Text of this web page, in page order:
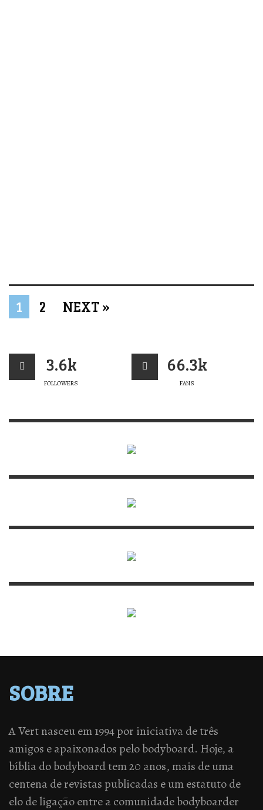
1 2 NEXT »
3.6k
FOLLOWERS
66.3k
FANS
SOBRE
A Vert nasceu em 1994 por iniciativa de três
amigos e apaixonados pelo bodyboard. Hoje, a
bíblia do bodyboard tem 20 anos, mais de uma
centena de revistas publicadas e um estatuto de
elo de ligação entre a comunidade bodyboarder